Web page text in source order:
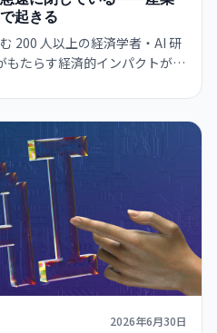
起きる
200 人以上の経済学者・AI 研
もたらす経済的インパクトが産
落している。
2026年6月30日